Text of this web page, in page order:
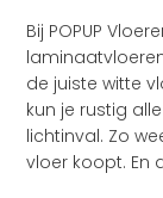
Bij POPUP
de juiste witte
kun je rustig
lichtinval. Zo
vloer koopt. En